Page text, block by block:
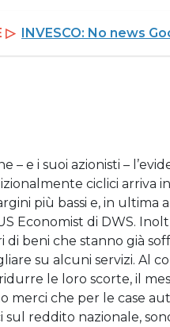
▷ INVESCO: No news
– e i suoi azionisti –
ciclici arriva
più bassi e, in ultima
Economist di DWS.
di beni che stanno già
su alcuni servizi. Al
le loro scorte, il
merci che per le case
sul reddito nazionale,